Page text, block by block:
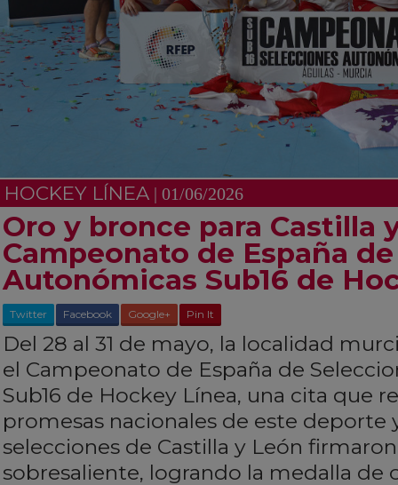
HOCKEY LÍNEA | 01/06/2026
Oro y bronce para Castilla
Campeonato de España
Autonómicas Sub16 de
Twitter Facebook Google+ Pin It
Del 28 al 31 de mayo, la localidad
el Campeonato de España de
Sub16 de Hockey Línea, una cita que
promesas nacionales de este deporte
selecciones de Castilla y León
sobresaliente, logrando la medalla de